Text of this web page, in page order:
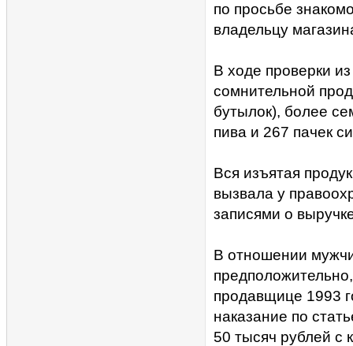
по просьбе
владельцу
В ходе проверки
сомнительной
бутылок), более
пива и 267 пачек
Вся изъятая
вызвала у
записями о
В отношении
продавщице 1993
наказание по
50 тысяч рублей с